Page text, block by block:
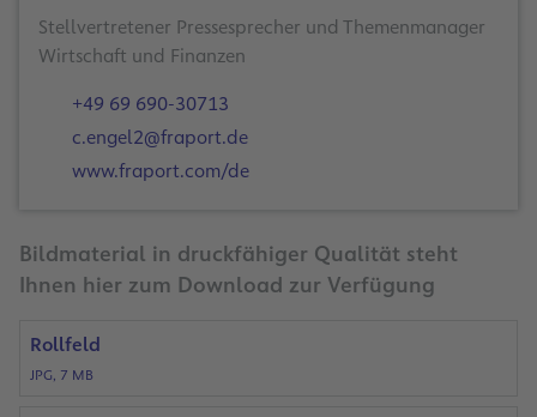
Stellvertretener Pressesprecher und Themenmanager
Wirtschaft und Finanzen
+49 69 690-30713
c.engel2@fraport.de
www.fraport.com/de
Bildmaterial in druckfähiger Qualität steht
Ihnen hier zum Download zur Verfügung
Rollfeld
JPG, 7 MB